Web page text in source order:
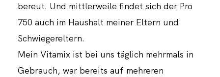
bereut. Und mittlerweile findet sich der Pro
750 auch im Haushalt meiner Eltern und
Schwiegereltern.
Mein Vitamix ist bei uns täglich mehrmals in
Gebrauch, war bereits auf mehreren